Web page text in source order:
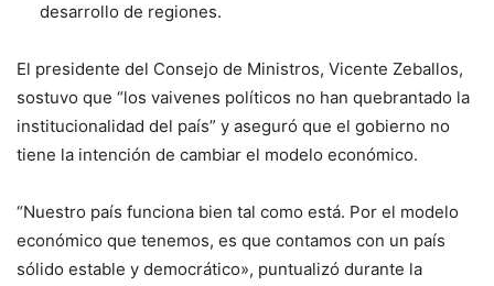
desarrollo de regiones.
El presidente del Consejo de Ministros, Vicente Zeballos,
sostuvo que “los vaivenes políticos no han quebrantado la
institucionalidad del país” y aseguró que el gobierno no
tiene la intención de cambiar el modelo económico.
“Nuestro país funciona bien tal como está. Por el modelo
económico que tenemos, es que contamos con un país
sólido estable y democrático», puntualizó durante la